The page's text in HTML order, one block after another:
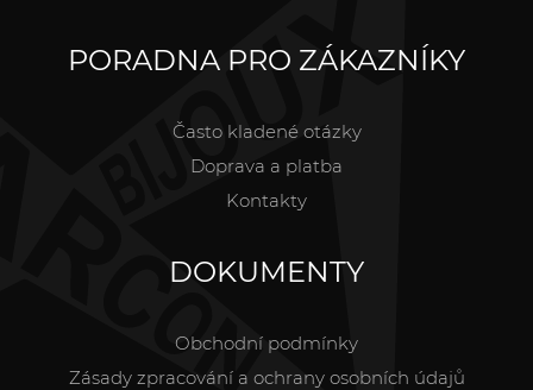
PORADNA PRO ZÁKAZNÍKY
Často kladené otázky
Doprava a platba
Kontakty
DOKUMENTY
Obchodní podmínky
Zásady zpracování a ochrany osobních údajů